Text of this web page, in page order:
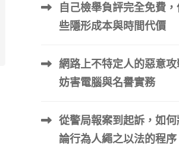
自己檢舉負評完全免費
些隱形成本與時間代價
網路上不特定人的惡意
妨害電腦與名譽實務
從警局報案到起訴，如
論行為人繩之以法的程序